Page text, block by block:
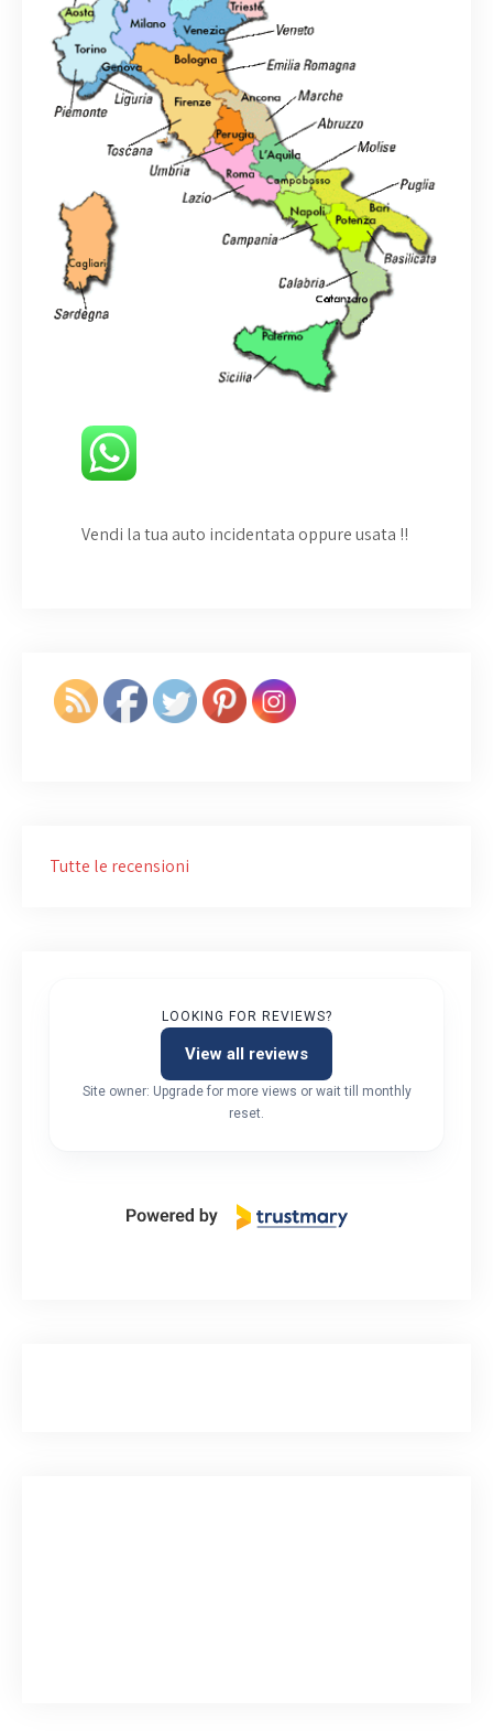
Vendi la tua auto incidentata oppure usata !!
Tutte le recensioni
LOOKING FOR REVIEWS?
View all reviews
Site owner: Upgrade for more views or wait till monthly
reset.